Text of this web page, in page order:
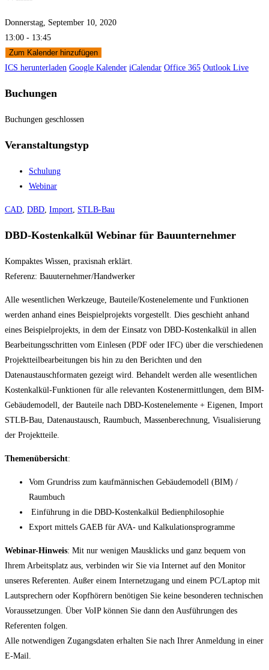
Donnerstag, September 10, 2020
13:00 - 13:45
Zum Kalender hinzufügen
ICS herunterladen Google Kalender iCalendar Office 365 Outlook Live
Buchungen
Buchungen geschlossen
Veranstaltungstyp
Schulung
Webinar
CAD, DBD, Import, STLB-Bau
DBD-Kostenkalkül Webinar für Bauunternehmer
Kompaktes Wissen, praxisnah erklärt.
Referenz: Bauuternehmer/Handwerker
Alle wesentlichen Werkzeuge, Bauteile/Kostenelemente und Funktionen
werden anhand eines Beispielprojekts vorgestellt. Dies geschieht anhand
eines Beispielprojekts, in dem der Einsatz von DBD-Kostenkalkül in allen
Bearbeitungsschritten vom Einlesen (PDF oder IFC) über die verschiedenen
Projektteilbearbeitungen bis hin zu den Berichten und den
Datenaustauschformaten gezeigt wird. Behandelt werden alle wesentlichen
Kostenkalkül-Funktionen für alle relevanten Kostenermittlungen, dem BIM-
Gebäudemodell, der Bauteile nach DBD-Kostenelemente + Eigenen, Import
STLB-Bau, Datenaustausch, Raumbuch, Massenberechnung, Visualisierung
der Projektteile.
Themenübersicht:
Vom Grundriss zum kaufmännischen Gebäudemodell (BIM) /
Raumbuch
Einführung in die DBD-Kostenkalkül Bedienphilosophie
Export mittels GAEB für AVA- und Kalkulationsprogramme
Webinar-Hinweis: Mit nur wenigen Mausklicks und ganz bequem von
Ihrem Arbeitsplatz aus, verbinden wir Sie via Internet auf den Monitor
unseres Referenten. Außer einem Internetzugang und einem PC/Laptop mit
Lautsprechern oder Kopfhörern benötigen Sie keine besonderen technischen
Voraussetzungen. Über VoIP können Sie dann den Ausführungen des
Referenten folgen.
Alle notwendigen Zugangsdaten erhalten Sie nach Ihrer Anmeldung in einer
E-Mail.